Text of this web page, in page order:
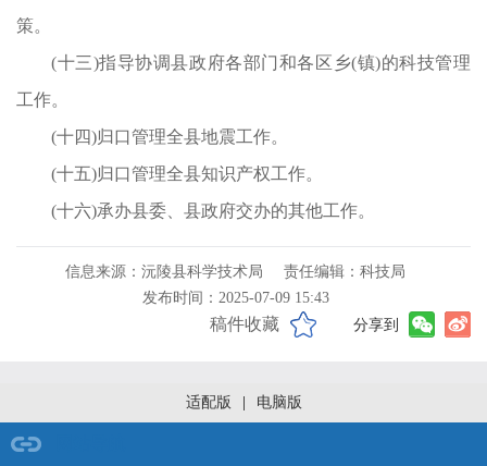
策。
(十三)指导协调县政府各部门和各区乡(镇)的科技管理
工作。
(十四)归口管理全县地震工作。
(十五)归口管理全县知识产权工作。
(十六)承办县委、县政府交办的其他工作。
信息来源：沅陵县科学技术局
责任编辑：科技局
发布时间：2025-07-09 15:43
稿件收藏 分享到
适配版 电脑版